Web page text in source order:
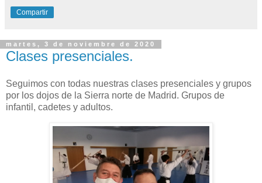
Compartir
martes, 3 de noviembre de 2020
Clases presenciales.
Seguimos con todas nuestras clases presenciales y grupos
por los dojos de la Sierra norte de Madrid. Grupos de
infantil, cadetes y adultos.